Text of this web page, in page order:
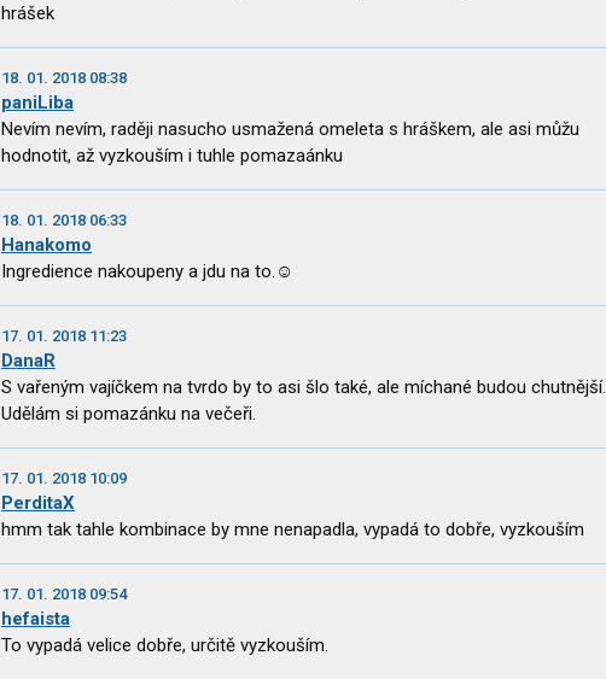
hrášek
18. 01. 2018 08:38
paniLiba
Nevím nevím, raději nasucho usmažená omeleta s hráškem, ale asi můžu
hodnotit, až vyzkouším i tuhle pomazaánku
18. 01. 2018 06:33
Hanakomo
Ingredience nakoupeny a jdu na to.☺
17. 01. 2018 11:23
DanaR
S vařeným vajíčkem na tvrdo by to asi šlo také, ale míchané budou chutnější.
Udělám si pomazánku na večeři.
17. 01. 2018 10:09
PerditaX
hmm tak tahle kombinace by mne nenapadla, vypadá to dobře, vyzkouším
17. 01. 2018 09:54
hefaista
To vypadá velice dobře, určitě vyzkouším.